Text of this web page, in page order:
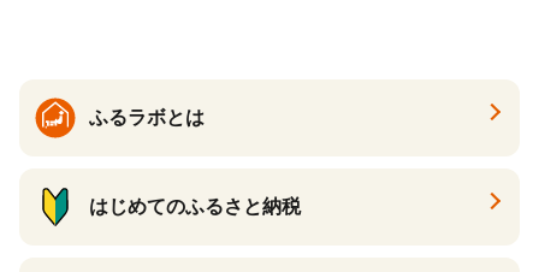
ふるラボとは
はじめてのふるさと納税